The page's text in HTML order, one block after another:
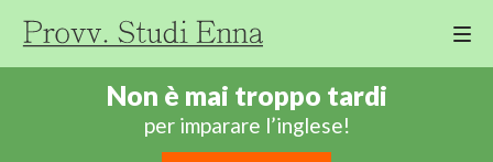
Non è mai troppo tardi
per imparare l’inglese!